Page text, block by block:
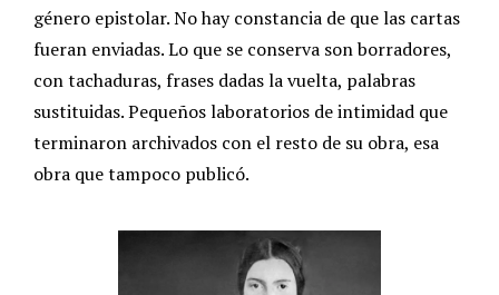
género epistolar. No hay constancia de que las cartas
fueran enviadas. Lo que se conserva son borradores,
con tachaduras, frases dadas la vuelta, palabras
sustituidas. Pequeños laboratorios de intimidad que
terminaron archivados con el resto de su obra, esa
obra que tampoco publicó.